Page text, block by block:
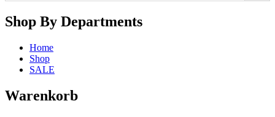
Shop By Departments
Home
Shop
SALE
Warenkorb